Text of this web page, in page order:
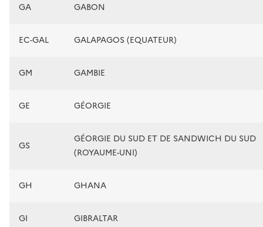
GA GABON
EC-GAL GALAPAGOS (EQUATEUR)
GM GAMBIE
GE GÉORGIE
GS
GÉORGIE DU SUD ET DE SANDWICH DU SUD
(ROYAUME-UNI)
GH GHANA
GI GIBRALTAR